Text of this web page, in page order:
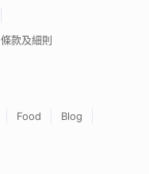
條款及細則
Food
Blog